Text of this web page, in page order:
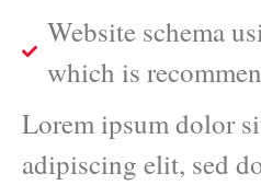
Website schema
which is
Lorem ipsum dolor
adipiscing elit, sed